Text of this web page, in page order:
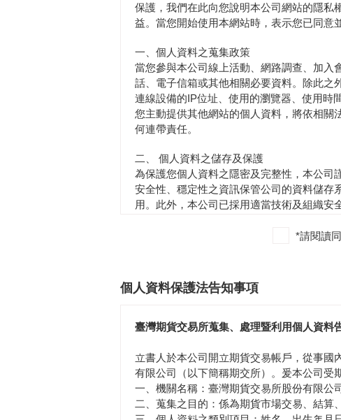
保護，我們在此向您說明本公司網站的隱私
益。當您開始使用本網站時，表示您已同意
一、個人資料之蒐集政策
當您參與本公司線上活動、網路調查、加入
話、電子信箱或其他相關必要資料。除此之
連線設備的IP位址、使用的瀏覽器、使用時
您主動提供其他網站的個人資料，將依相關
何連帶責任。
二、 個人資料之儲存及保護
為保護您個人資料之隱密及完整性，本公司
安全性、穩定性之資訊保管公司的資料儲存
用。此外，本公司已採用適當技術及組織
向本公司查詢、請求閱覽或請求製給複製
向本公司請求補充或更正，惟您應為適當
請妥善保管您的憑證、密碼或任何個人資
出帳戶，若您是與他人共享電腦或使用公用
五、本聲明之修訂
本公司為因應社會環境變化、業務需求、科
*請閱讀
個人資料保護法告知事項
臺灣期貨交易所蒐集、處理暨利用個人資料
立書人於本公司開立期貨交易帳戶，從事
有限公司（以下簡稱期交所）。爰本公司受
一、機關名稱：臺灣期貨交易所股份有限公
二、蒐集之目的：係為期貨市場交易、結算